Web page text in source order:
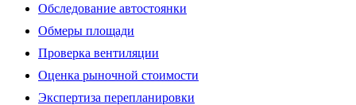
Обследование автостоянки
Обмеры площади
Проверка вентиляции
Оценка рыночной стоимости
Экспертиза перепланировки